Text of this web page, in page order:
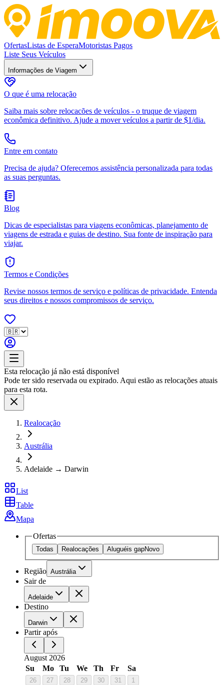
OfertasListas de EsperaMotoristas Pagos
Liste Seus Veículos
Informações de Viagem
O que é uma relocação
Saiba mais sobre relocacões de veículos - o truque de viagem
econômica definitivo. Ajude a mover veículos a partir de $1/dia.
Entre em contato
Precisa de ajuda? Oferecemos assistência personalizada para todas
as suas perguntas.
Blog
Dicas de especialistas para viagens econômicas, planejamento de
viagens de estrada e guias de destino. Sua fonte de inspiração para
viajar.
Termos e Condições
Revise nossos termos de serviço e políticas de privacidade. Entenda
seus direitos e nossos compromissos de serviço.
Esta relocação já não está disponível
Pode ter sido reservada ou expirado. Aqui estão as relocações atuais
para esta rota.
Realocação
Austrália
Adelaide → Darwin
List
Table
Mapa
Ofertas
Todas Realocações Aluguéis gapNovo
Região Austrália
Sair de
Adelaide
Destino
Darwin
Partir após
August 2026
Su
Mo Tu We Th Fr Sa
26 27 28 29 30 31
1